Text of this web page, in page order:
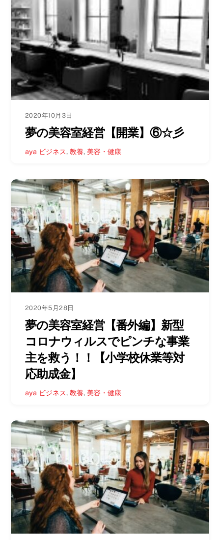
2020年10月3日
夢の美容室経営【開業】⑥☆彡
aya ビジネス, 教養, 美容・健康
2020年5月28日
夢の美容室経営【番外編】新型
コロナウィルスでピンチな事業
主を救う！！【小学校休業等対
応助成金】
aya ビジネス, 教養, 美容・健康